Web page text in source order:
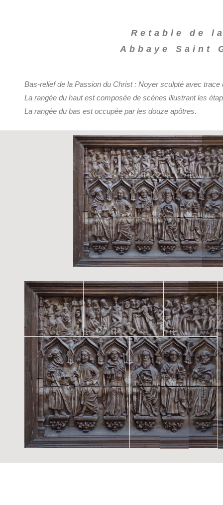
Retable de
Abbaye Saint
Bas-relief de la Passion du Christ : Noyer sculpté avec
La rangée du haut est composée de scènes illustrant les
La rangée du bas est occupée par les douze apôtres.